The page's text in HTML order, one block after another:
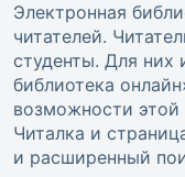
Электронная
читателей.
студенты. Для них
библиотека
возможности этой
Читалка и
и расширенный